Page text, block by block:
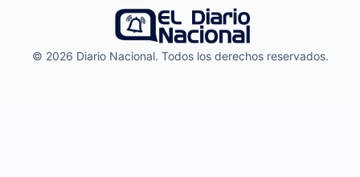
© 2026 Diario Nacional. Todos los derechos reservados.